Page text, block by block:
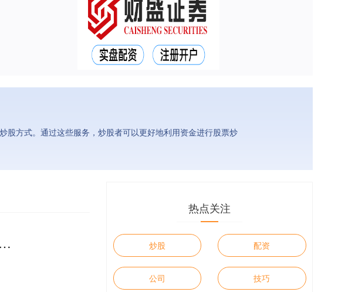
股方式。通过这些服务，炒股者可以更好地利用资金进行股票炒
期货配资是否合法 解锁财富新高度：股票配资平台助你扬帆起航
热点关注
炒股 配资
公司 技巧